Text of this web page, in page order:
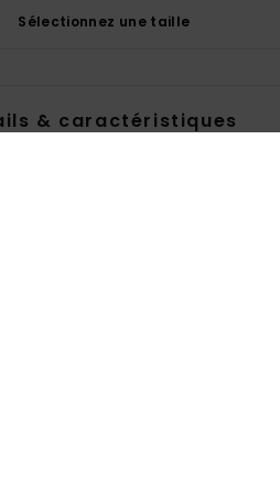
Sélectionnez une taille
& caractéristiques
Revêtement : revêtement
coupe performance avec